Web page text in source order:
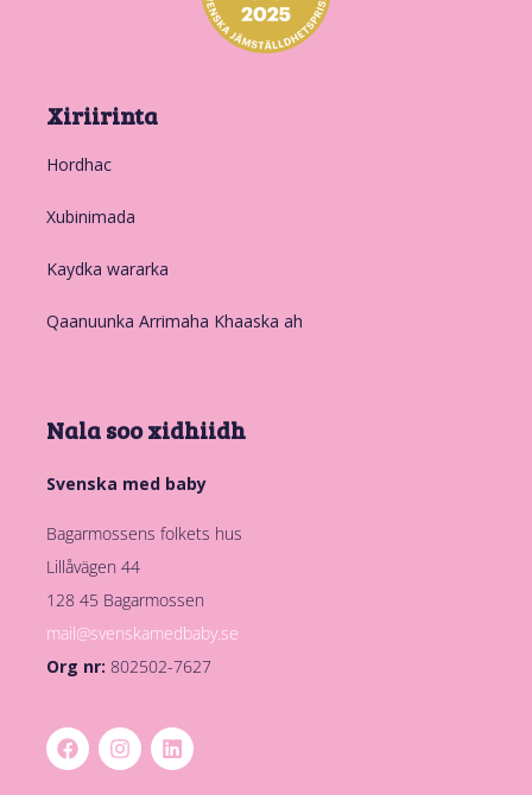
Xiriirinta
Hordhac
Xubinimada
Kaydka wararka
Qaanuunka Arrimaha Khaaska ah
Nala soo xidhiidh
Svenska med baby
Bagarmossens folkets hus
Lillåvägen 44
128 45 Bagarmossen
mail@svenskamedbaby.se
Org nr: 802502-7627